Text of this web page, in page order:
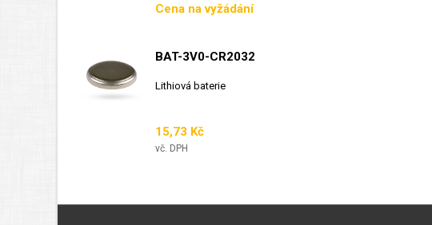
Cena
Cena na vyžádání
BAT-3V0-CR2032
Lithiová baterie
Cena
15,73 Kč
vč. DPH